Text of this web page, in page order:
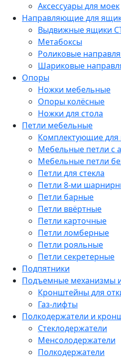
Аксессуары для моек
Направляющие для
Выдвижные ящики
Метабоксы
Роликовые
Шариковые
Опоры
Ножки мебельные
Опоры колёсные
Ножки для стола
Петли мебельные
Комплектующие для
Мебельные петли с
Мебельные петли
Петли для стекла
Петли 8-ми
Петли барные
Петли ввёртные
Петли карточные
Петли ломберные
Петли рояльные
Петли секретерные
Подпятники
Подъемные механизмы
Кронштейны для
Газ-лифты
Полкодержатели и
Стеклодержатели
Менсолодержатели
Полкодержатели